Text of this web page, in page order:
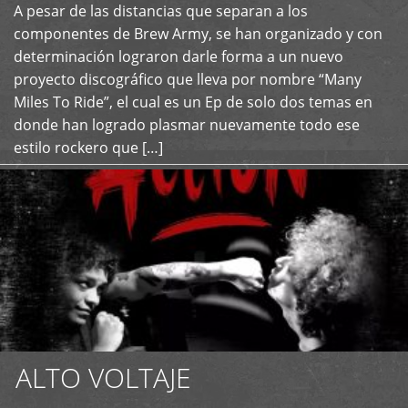
A pesar de las distancias que separan a los
componentes de Brew Army, se han organizado y con
determinación lograron darle forma a un nuevo
proyecto discográfico que lleva por nombre “Many
Miles To Ride”, el cual es un Ep de solo dos temas en
donde han logrado plasmar nuevamente todo ese
estilo rockero que […]
+
ALTO VOLTAJE